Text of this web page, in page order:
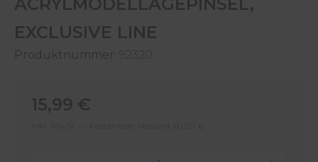
EXCLUSIVE LINE
Produktnummer: 92320
Regulärer Preis:
15,99 €